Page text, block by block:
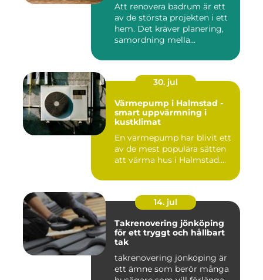
Att renovera badrum är ett
av de största projekten i ett
hem. Det kräver planering,
samordning mella...
30. jul
Värmepump i Halmstad -
smart uppvärmning i
kustklimat
En värmepump har blivit ett
av de mest populära sätten
att värma hus i Halmstad....
14. jul
Takrenovering jönköping
för ett tryggt och hållbart
tak
takrenovering jönköping är
ett ämne som berör många